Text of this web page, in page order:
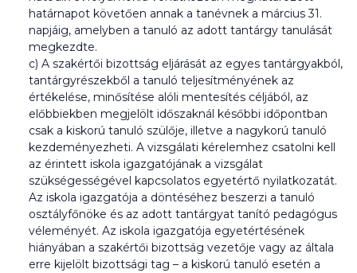
határnapot követően annak a tanévnek a március 31.
napjáig, amelyben a tanuló az adott tantárgy tanulását
megkezdte.
c) A szakértői bizottság eljárását az egyes tantárgyakból,
tantárgyrészekből a tanuló teljesítményének az
értékelése, minősítése alóli mentesítés céljából, az
előbbiekben megjelölt időszaknál későbbi időpontban
csak a kiskorú tanuló szülője, illetve a nagykorú tanuló
kezdeményezheti. A vizsgálati kérelemhez csatolni kell
az érintett iskola igazgatójának a vizsgálat
szükségességével kapcsolatos egyetértő nyilatkozatát.
Az iskola igazgatója a döntéséhez beszerzi a tanuló
osztályfőnöke és az adott tantárgyat tanító pedagógus
véleményét. Az iskola igazgatója egyetértésének
hiányában a szakértői bizottság vezetője vagy az általa
erre kijelölt bizottsági tag – a kiskorú tanuló esetén a